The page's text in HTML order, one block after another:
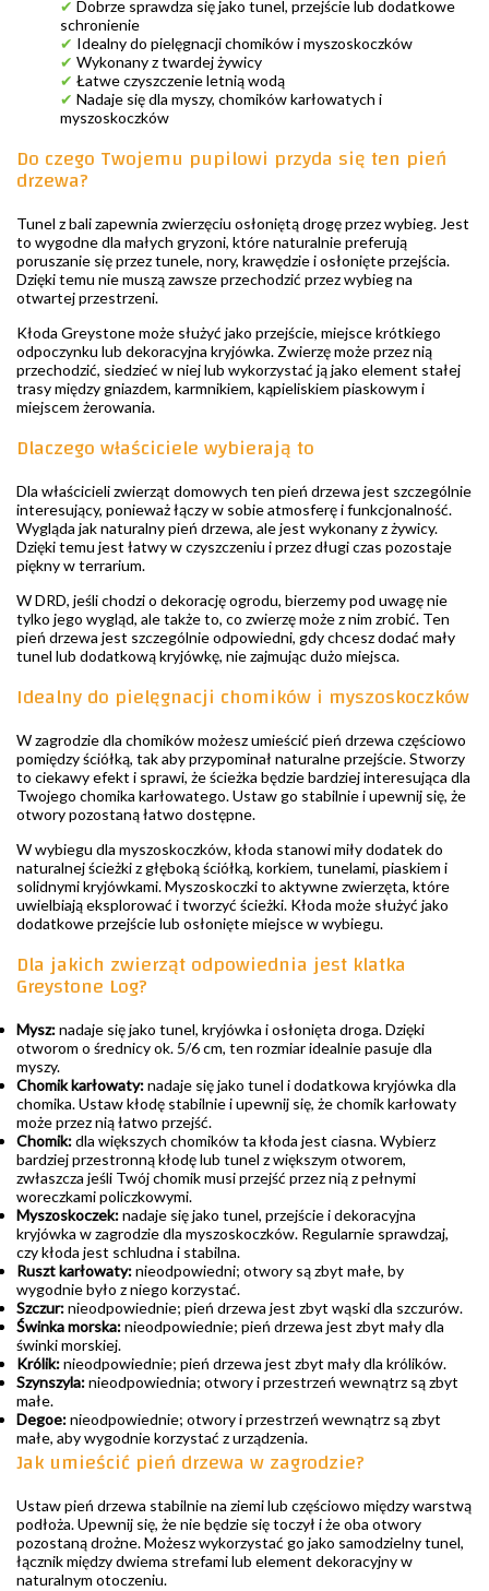
✔ Dobrze sprawdza się jako tunel, przejście lub dodatkowe
schronienie
✔ Idealny do pielęgnacji chomików i myszoskoczków
✔ Wykonany z twardej żywicy
✔ Łatwe czyszczenie letnią wodą
✔ Nadaje się dla myszy, chomików karłowatych i
myszoskoczków
Do czego Twojemu pupilowi przyda się ten pień
drzewa?
Tunel z bali zapewnia zwierzęciu osłoniętą drogę przez wybieg. Jest
to wygodne dla małych gryzoni, które naturalnie preferują
poruszanie się przez tunele, nory, krawędzie i osłonięte przejścia.
Dzięki temu nie muszą zawsze przechodzić przez wybieg na
otwartej przestrzeni.
Kłoda Greystone może służyć jako przejście, miejsce krótkiego
odpoczynku lub dekoracyjna kryjówka. Zwierzę może przez nią
przechodzić, siedzieć w niej lub wykorzystać ją jako element stałej
trasy między gniazdem, karmnikiem, kąpieliskiem piaskowym i
miejscem żerowania.
Dlaczego właściciele wybierają to
Dla właścicieli zwierząt domowych ten pień drzewa jest szczególnie
interesujący, ponieważ łączy w sobie atmosferę i funkcjonalność.
Wygląda jak naturalny pień drzewa, ale jest wykonany z żywicy.
Dzięki temu jest łatwy w czyszczeniu i przez długi czas pozostaje
piękny w terrarium.
W DRD, jeśli chodzi o dekorację ogrodu, bierzemy pod uwagę nie
tylko jego wygląd, ale także to, co zwierzę może z nim zrobić. Ten
pień drzewa jest szczególnie odpowiedni, gdy chcesz dodać mały
tunel lub dodatkową kryjówkę, nie zajmując dużo miejsca.
Idealny do pielęgnacji chomików i myszoskoczków
W zagrodzie dla chomików możesz umieścić pień drzewa częściowo
pomiędzy ściółką, tak aby przypominał naturalne przejście. Stworzy
to ciekawy efekt i sprawi, że ścieżka będzie bardziej interesująca dla
Twojego chomika karłowatego. Ustaw go stabilnie i upewnij się, że
otwory pozostaną łatwo dostępne.
W wybiegu dla myszoskoczków, kłoda stanowi miły dodatek do
naturalnej ścieżki z głęboką ściółką, korkiem, tunelami, piaskiem i
solidnymi kryjówkami. Myszoskoczki to aktywne zwierzęta, które
uwielbiają eksplorować i tworzyć ścieżki. Kłoda może służyć jako
dodatkowe przejście lub osłonięte miejsce w wybiegu.
Dla jakich zwierząt odpowiednia jest klatka
Greystone Log?
Mysz:nadaje się jako tunel, kryjówka i osłonięta droga. Dzięki
otworom o średnicy ok. 5/6 cm, ten rozmiar idealnie pasuje dla
myszy.
Chomik karłowaty:nadaje się jako tunel i dodatkowa kryjówka dla
chomika. Ustaw kłodę stabilnie i upewnij się, że chomik karłowaty
może przez nią łatwo przejść.
Chomik:dla większych chomików ta kłoda jest ciasna. Wybierz
bardziej przestronną kłodę lub tunel z większym otworem,
zwłaszcza jeśli Twój chomik musi przejść przez nią z pełnymi
woreczkami policzkowymi.
Myszoskoczek:nadaje się jako tunel, przejście i dekoracyjna
kryjówka w zagrodzie dla myszoskoczków. Regularnie sprawdzaj,
czy kłoda jest schludna i stabilna.
Ruszt karłowaty:nieodpowiedni; otwory są zbyt małe, by
wygodnie było z niego korzystać.
Szczur:nieodpowiednie; pień drzewa jest zbyt wąski dla szczurów.
Świnka morska:nieodpowiednie; pień drzewa jest zbyt mały dla
świnki morskiej.
Królik:nieodpowiednie; pień drzewa jest zbyt mały dla królików.
Szynszyla:nieodpowiednia; otwory i przestrzeń wewnątrz są zbyt
małe.
Degoe:nieodpowiednie; otwory i przestrzeń wewnątrz są zbyt
małe, aby wygodnie korzystać z urządzenia.
Jak umieścić pień drzewa w zagrodzie?
Ustaw pień drzewa stabilnie na ziemi lub częściowo między warstwą
podłoża. Upewnij się, że nie będzie się toczył i że oba otwory
pozostaną drożne. Możesz wykorzystać go jako samodzielny tunel,
łącznik między dwiema strefami lub element dekoracyjny w
naturalnym otoczeniu.